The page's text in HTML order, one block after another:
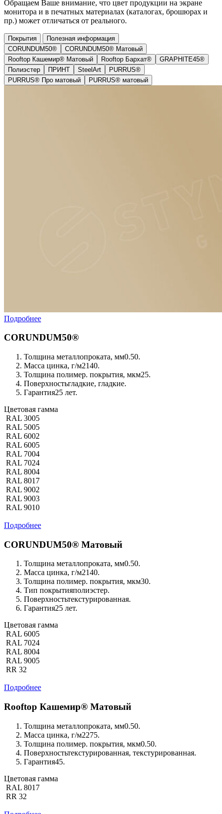
Обращаем Ваше внимание, что цвет продукции на экране
монитора и в печатных материалах (каталогах, брошюрах и
пр.) может отличаться от реального.
Покрытия
Полезная информация
CORUNDUM50®
CORUNDUM50® Матовый
Rooftop Кашемир® Матовый
Rooftop Бархат®
GRAPHITE45®
Полиэстер
ПРИНТ SteelArt
PURRUS®
PURRUS® Про матовый
PURRUS® матовый
Подробнее
CORUNDUM50®
Толщина металлопроката, мм0.50.
Масса цинка, г/м2140.
Толщина полимер. покрытия, мкм25.
Поверхностьгладкие, гладкие.
Гарантия25 лет.
Цветовая гамма
RAL 3005
RAL 5005
RAL 6002
RAL 6005
RAL 7004
RAL 7024
RAL 8004
RAL 8017
RAL 9002
RAL 9003
RAL 9010
Подробнее
CORUNDUM50® Матовый
Толщина металлопроката, мм0.50.
Масса цинка, г/м2140.
Толщина полимер. покрытия, мкм30.
Тип покрытияполиэстер.
Поверхностьтекстурированная.
Гарантия25 лет.
Цветовая гамма
RAL 6005
RAL 7024
RAL 8004
RAL 9005
RR 32
Подробнее
Rooftop Кашемир® Матовый
Толщина металлопроката, мм0.50.
Масса цинка, г/м2275.
Толщина полимер. покрытия, мкм0.50.
Поверхностьтекстурированная, текстурированная.
Гарантия45.
Цветовая гамма
RAL 8017
RR 32